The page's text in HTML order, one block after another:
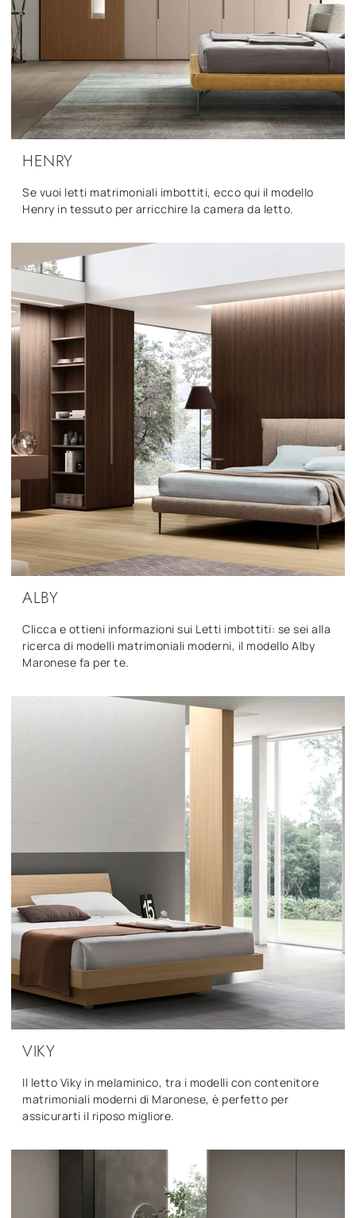
HENRY
Se vuoi letti matrimoniali imbottiti, ecco qui il modello
Henry in tessuto per arricchire la camera da letto.
ALBY
Clicca e ottieni informazioni sui Letti imbottiti: se sei alla
ricerca di modelli matrimoniali moderni, il modello Alby
Maronese fa per te.
VIKY
Il letto Viky in melaminico, tra i modelli con contenitore
matrimoniali moderni di Maronese, è perfetto per
assicurarti il riposo migliore.